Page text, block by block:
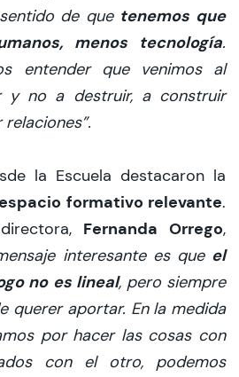
de que tenemos que
menos tecnología.
entender que venimos al
y no a destruir, a construir
la Escuela destacaron la
espacio formativo relevante.
Fernanda Orrego,
interesante es que el
no es lineal, pero siempre
querer aportar. En la medida
por hacer las cosas con
con el otro, podemos